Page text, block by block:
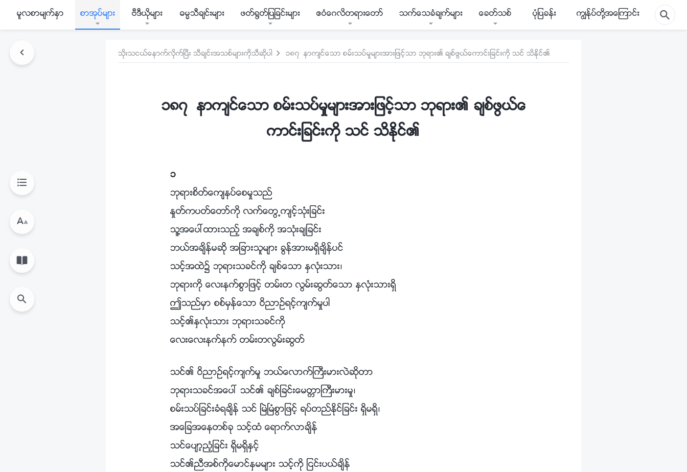
မူလစာမ်က္ႏွာ စာအုပ္မ်ား ဗီဒီယိုမ်ား ဓမၼသီခ်င္းမ်ား ဖတ္႐ြတ္ျပျခင္းမ်ား ဧဝံေဂလိတရားေတာ္ သက္ေသခံခ်က္မ်ား ေခတ္သစ္ ပုံျပခန္း ကြၽန္ုပ္တို႔အေၾကာင္း
သိုးသငယ္ေနာက္လိုက္ၿပီး သီခ်င္းအသစ္မ်ားကိုသီဆိုပါ ၁၈၇ နာက်င္ေသာ စမ္းသပ္မႈမ်ားအားျဖင့္သာ ဘုရား၏ ခ်စ္ဖြယ္ေကာင္းျခင္းကို သင္ သိႏိုင္၏
၁၈၇ နာက်င္ေသာ စမ္းသပ္မႈမ်ားအားျဖင့္သာ ဘုရား၏ ခ်စ္ဖြယ္ေ
ကာင္းျခင္းကို သင္ သိႏိုင္၏
၁
ဘုရားစိတ္ေက်နပ္ေစမႈသည္
ႏႈတ္ကပတ္ေတာ္ကို လက္ေတြ႕က်င့္သုံးျခင္း
သူ႔အေပၚထားသည့္ အခ်စ္ကို အသုံးခ်ျခင္း
ဘယ္အခ်ိန္မဆို အျခားသူမ်ား ခြန္အားမရွိခ်ိန္ပင္
သင့္အထဲ၌ ဘုရားသခင္ကို ခ်စ္ေသာ ႏွလုံးသား၊
ဘုရားကို ေလးနက္စြာျဖင့္ တမ္းတ လြမ္းဆြတ္ေသာ ႏွလုံးသားရွိ
ဤသည္မွာ စစ္မွန္ေသာ ဝိညာဥ္ရင့္က်က္မႈပါ
သင့္၏ႏွလုံးသား ဘုရားသခင္ကို
ေလးေလးနက္နက္ တမ္းတလြမ္းဆြတ္
သင္၏ ဝိညာဥ္ရင့္က်က္မႈ ဘယ္ေလာက္ႀကီးမားလဲဆိုတာ
ဘုရားသခင္အေပၚ သင္၏ ခ်စ္ျခင္းေမတၱာႀကီးမားမႈ၊
စမ္းသပ္ျခင္းခံရခ်ိန္ သင္ ၿမဲၿမံစြာျဖင့္ ရပ္တည္ႏိုင္ျခင္း ရွိမရွိ၊
အေျခအေနတစ္ခု သင့္ထံ ေရာက္လာခ်ိန္
သင္ေပ်ာ့ညံ့ျခင္း ရွိမရွိႏွင့္
သင္၏ညီအစ္ကိုေမာင္ႏွမမ်ား သင့္ကို ျငင္းပယ္ခ်ိန္